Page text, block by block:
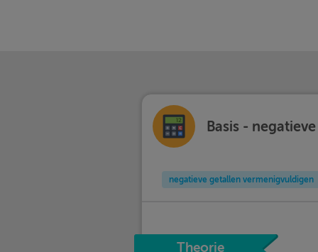
Basis -
negatieve getallen vermenigvuldigen
Theorie